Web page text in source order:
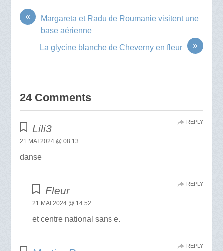
«
Margareta et Radu de Roumanie visitent une
base aérienne
»
La glycine blanche de Cheverny en fleur
24 Comments
Lili3
21 MAI 2024 @ 08:13
danse
REPLY
Fleur
21 MAI 2024 @ 14:52
et centre national sans e.
REPLY
REPLY